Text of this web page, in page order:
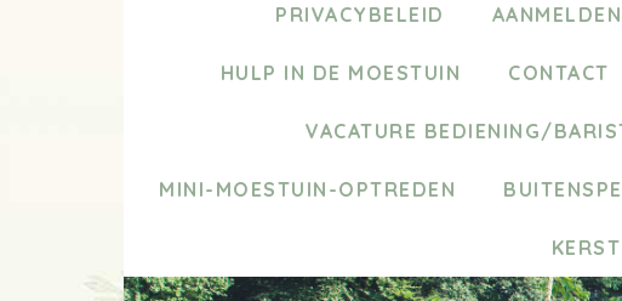
PRIVACYBELEID
HULP IN DE MOESTUIN CONTACT
VACATURE BEDIENING/
MINI-MOESTUIN-OPTREDEN
KERST